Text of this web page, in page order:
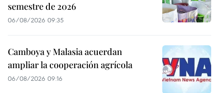
semestre de 2026
06/08/2026 09:35
Camboya y Malasia acuerdan
ampliar la cooperación agrícola
06/08/2026 09:16